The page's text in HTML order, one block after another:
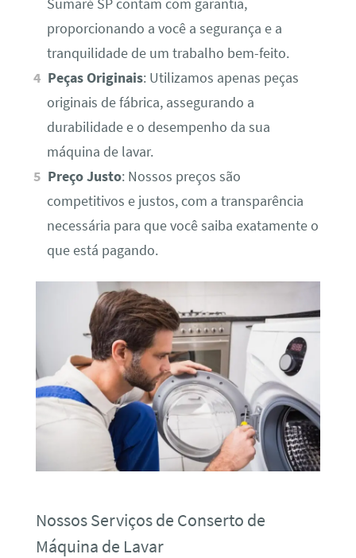
Sumaré SP contam com garantia,
proporcionando a você a segurança e a
tranquilidade de um trabalho bem-feito.
Peças Originais: Utilizamos apenas peças
originais de fábrica, assegurando a
durabilidade e o desempenho da sua
máquina de lavar.
Preço Justo: Nossos preços são
competitivos e justos, com a transparência
necessária para que você saiba exatamente o
que está pagando.
Nossos Serviços de Conserto de
Máquina de Lavar